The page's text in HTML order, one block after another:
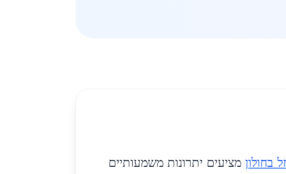
בחולון מציעים יתרונות משמעותיים